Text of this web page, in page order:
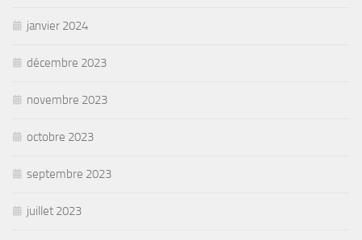
janvier 2024
décembre 2023
novembre 2023
octobre 2023
septembre 2023
juillet 2023